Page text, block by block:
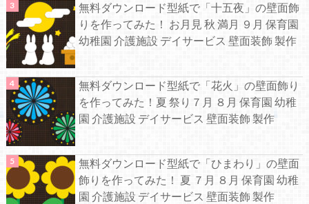
無料ダウンロード型紙で「十五夜」の壁面飾
りを作ってみた！ お月見 秋 満月 ９月 保育園
幼稚園 介護施設 デイサービス 壁面装飾 製作
無料ダウンロード型紙で「花火」の壁面飾り
を作ってみた！夏 祭り７月 ８月 保育園 幼稚
園 介護施設 デイサービス 壁面装飾 製作
無料ダウンロード型紙で「ひまわり」の壁面
飾りを作ってみた！ 夏 ７月 ８月 保育園 幼稚
園 介護施設 デイサービス 壁面装飾 製作